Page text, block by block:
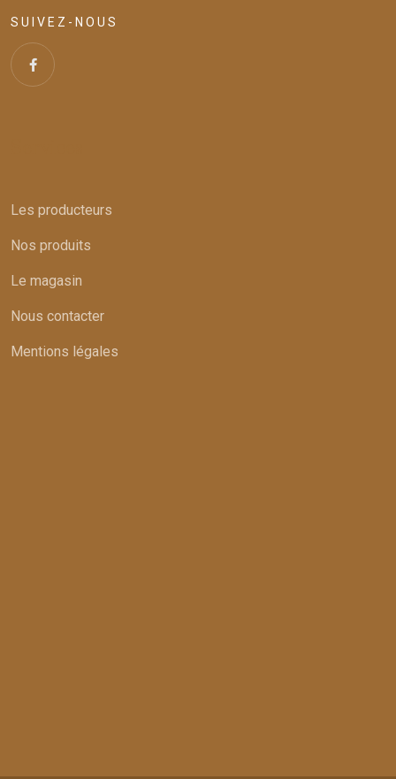
SUIVEZ-NOUS
Les producteurs
Nos produits
Le magasin
Nous contacter
Mentions légales